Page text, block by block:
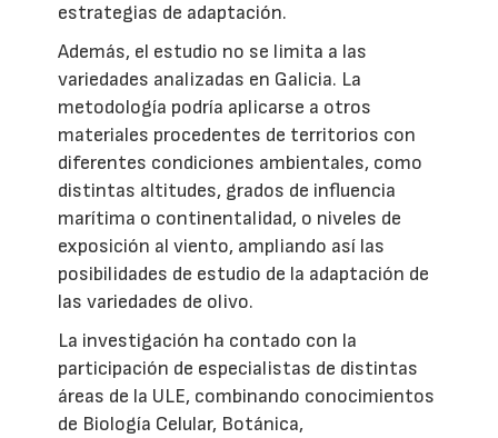
estrategias de adaptación.
Además, el estudio no se limita a las
variedades analizadas en Galicia. La
metodología podría aplicarse a otros
materiales procedentes de territorios con
diferentes condiciones ambientales, como
distintas altitudes, grados de influencia
marítima o continentalidad, o niveles de
exposición al viento, ampliando así las
posibilidades de estudio de la adaptación de
las variedades de olivo.
La investigación ha contado con la
participación de especialistas de distintas
áreas de la ULE, combinando conocimientos
de Biología Celular, Botánica,